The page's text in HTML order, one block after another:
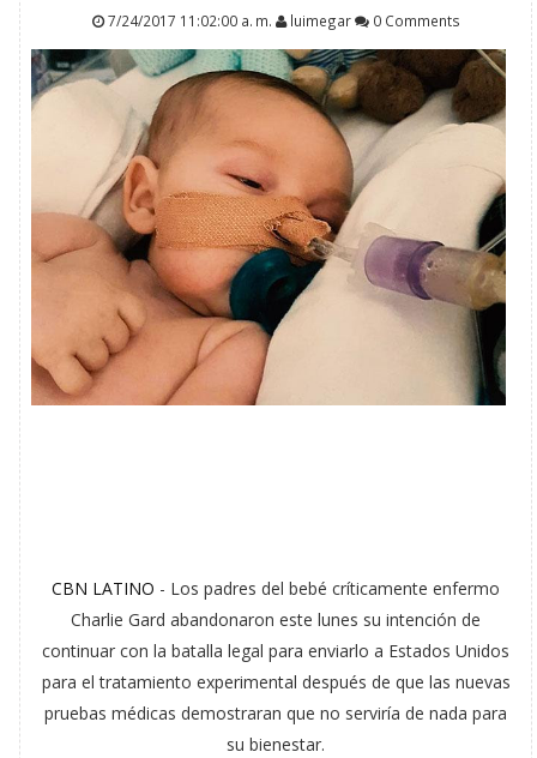
7/24/2017 11:02:00 a. m. luimegar 0 Comments
CBN LATINO - Los padres del bebé críticamente enfermo
Charlie Gard abandonaron este lunes su intención de
continuar con la batalla legal para enviarlo a Estados Unidos
para el tratamiento experimental después de que las nuevas
pruebas médicas demostraran que no serviría de nada para
su bienestar.